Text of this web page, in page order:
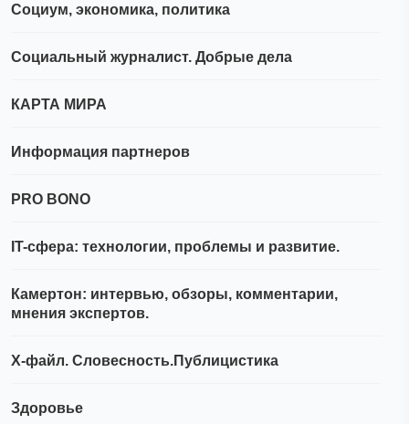
Социум, экономика, политика
Социальный журналист. Добрые дела
КАРТА МИРА
Информация партнеров
PRO BONO
IT-сфера: технологии, проблемы и развитие.
Камертон: интервью, обзоры, комментарии,
мнения экспертов.
Х-файл. Словесность.Публицистика
Здоровье